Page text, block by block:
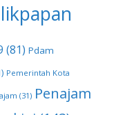
(81) Pdam
Pemerintah Kota
(31) Penajam